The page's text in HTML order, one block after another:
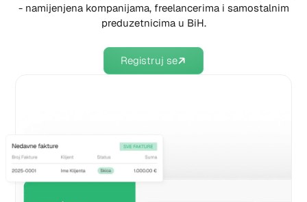
- namijenjena kompanijama, freelancerima i samostalnim
preduzetnicima u BiH.
Registruj se